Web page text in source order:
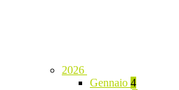
2026
Gennaio 4